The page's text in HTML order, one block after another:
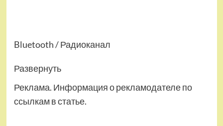
Bluetooth / Радиоканал
Развернуть
Реклама. Информация о рекламодателе по
ссылкам в статье.